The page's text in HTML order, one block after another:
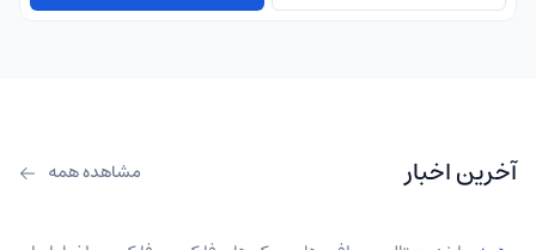
آخرین اخبار مشاهده همه